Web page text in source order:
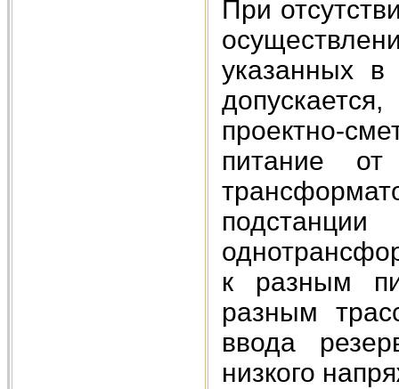
При
указанных в
проектно-
питание
к разным
разным
ввода
низкого